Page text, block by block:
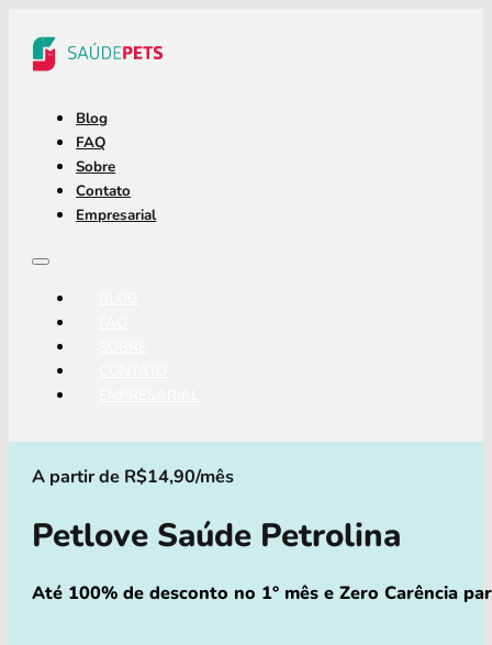
Blog
FAQ
Sobre
Contato
Empresarial
A partir de R$14,90/mês
Petlove Saúde Petrolina
Até 100% de desconto no 1° mês e Zero Carência